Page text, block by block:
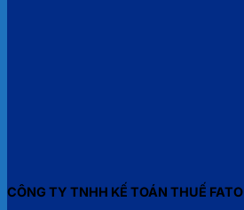
CÔNG TY TNHH KẾ TOÁN THUẾ FATO